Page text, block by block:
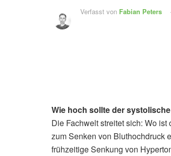
Verfasst von Fabian Peters
Wie hoch sollte der
Die Fachwelt streitet sich: Wo
zum Senken von Bluthochdruck
frühzeitige Senkung von